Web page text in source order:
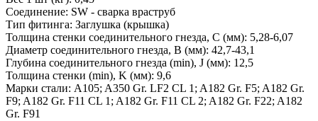
Соединение: SW - сварка враструб
Тип фитинга: Заглушка (крышка)
Толщина стенки соединительного гнезда, C (мм): 5,28-6,07
Диаметр соединительного гнезда, B (мм): 42,7-43,1
Глубина соединительного гнезда (min), J (мм): 12,5
Толщина стенки (min), K (мм): 9,6
Марки стали: A105; A350 Gr. LF2 CL 1; A182 Gr. F5; A182 Gr.
F9; A182 Gr. F11 CL 1; A182 Gr. F11 CL 2; A182 Gr. F22; A182
Gr. F91